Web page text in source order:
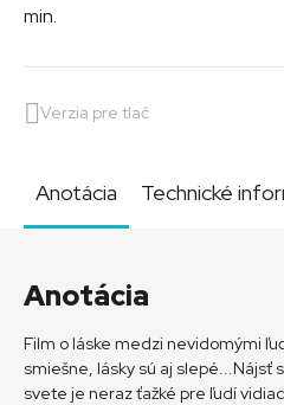
min.
Verzia pre tlač
Anotácia Technické
Anotácia
Film o láske medzi nevidomými
smiešne, lásky sú aj slepé...Nájsť
svete je neraz ťažké pre ľudí